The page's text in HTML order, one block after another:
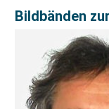
Bildbänden